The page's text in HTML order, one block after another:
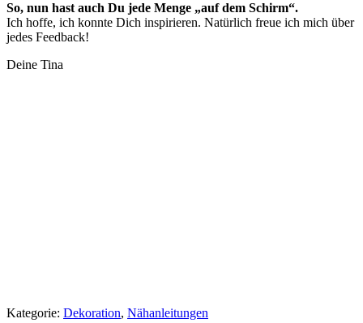
So, nun hast auch Du jede Menge „auf dem Schirm“.
Ich hoffe, ich konnte Dich inspirieren. Natürlich freue ich mich über
jedes Feedback!
Deine Tina
Kategorie: Dekoration, Nähanleitungen